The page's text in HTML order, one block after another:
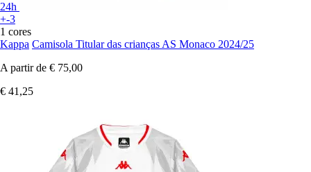
24h
+-3
1 cores
Kappa Camisola Titular das crianças AS Monaco 2024/25
A partir de € 75,00
€ 41,25